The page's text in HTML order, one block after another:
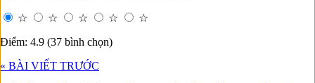
☆ ☆ ☆ ☆
☆
Điểm: 4.9 (37 bình chọn)
« BÀI VIẾT TRƯỚC